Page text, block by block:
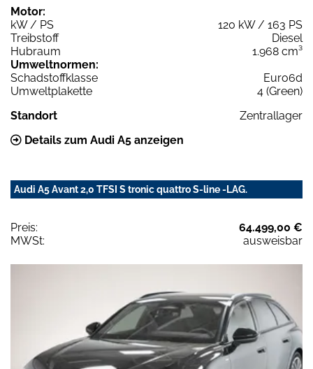
Motor:
kW / PS
120 kW / 163 PS
Treibstoff
Diesel
Hubraum
1.968 cm³
Umweltnormen:
Schadstoffklasse
Euro6d
Umweltplakette
4 (Green)
Standort
Zentrallager
Details zum Audi A5 anzeigen
Audi A5 Avant 2,0 TFSI S tronic quattro S-line -LAG.
Preis:
64.499,00 €
MWSt:
ausweisbar